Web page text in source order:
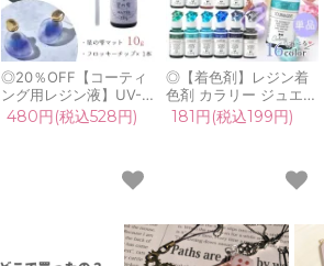
◎20％OFF【コーティ
ング用レジン液】UV-
LEDコーティングレジ
ン 星の雫〈マット〉
480円(税込528円)
◎【着色剤】レジン着
色剤 カラリー ジュエリ
ーウォーターカラー 単
品 レジン着色料 定番
GreenOceanオリジナ
181円(税込199円)